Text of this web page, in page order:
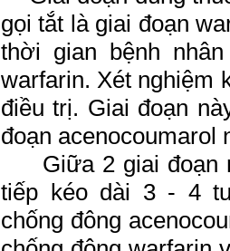
gọi tắt là giai đoạn
thời gian bệnh
warfarin. Xét nghiệm
điều trị. Giai đoạn
đoạn acenocoumarol
Giữa 2 giai đoạn
tiếp kéo dài 3 - 4
chống đông